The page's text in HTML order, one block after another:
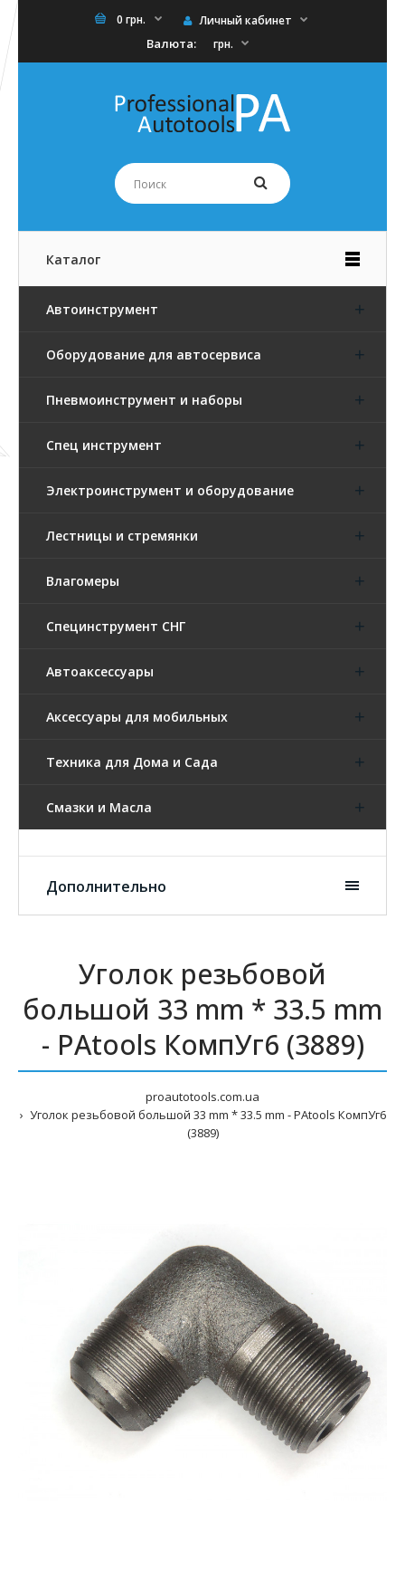
0 грн. Личный кабинет
Валюта: грн.
Каталог
Автоинструмент
Оборудование для автосервиса
Пневмоинструмент и наборы
Спец инструмент
Электроинструмент и оборудование
Лестницы и стремянки
Влагомеры
Специнструмент СНГ
Автоаксессуары
Аксессуары для мобильных
Техника для Дома и Сада
Смазки и Масла
Дополнительно
Уголок резьбовой
большой 33 mm * 33.5 mm
- PAtools КомпУг6 (3889)
proautotools.com.ua
Уголок резьбовой большой 33 mm * 33.5 mm - PAtools КомпУг6
(3889)